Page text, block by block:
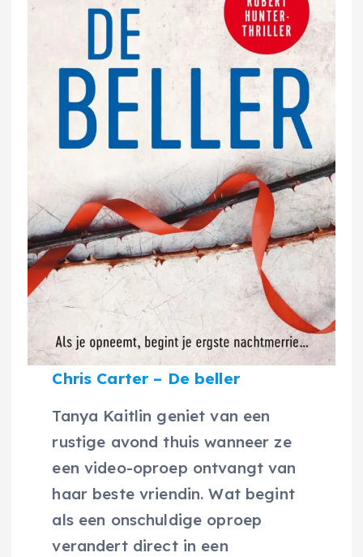
Chris Carter – De beller
Tanya Kaitlin geniet van een
rustige avond thuis wanneer ze
een video-oproep ontvangt van
haar beste vriendin. Wat begint
als een onschuldige oproep
verandert direct in een